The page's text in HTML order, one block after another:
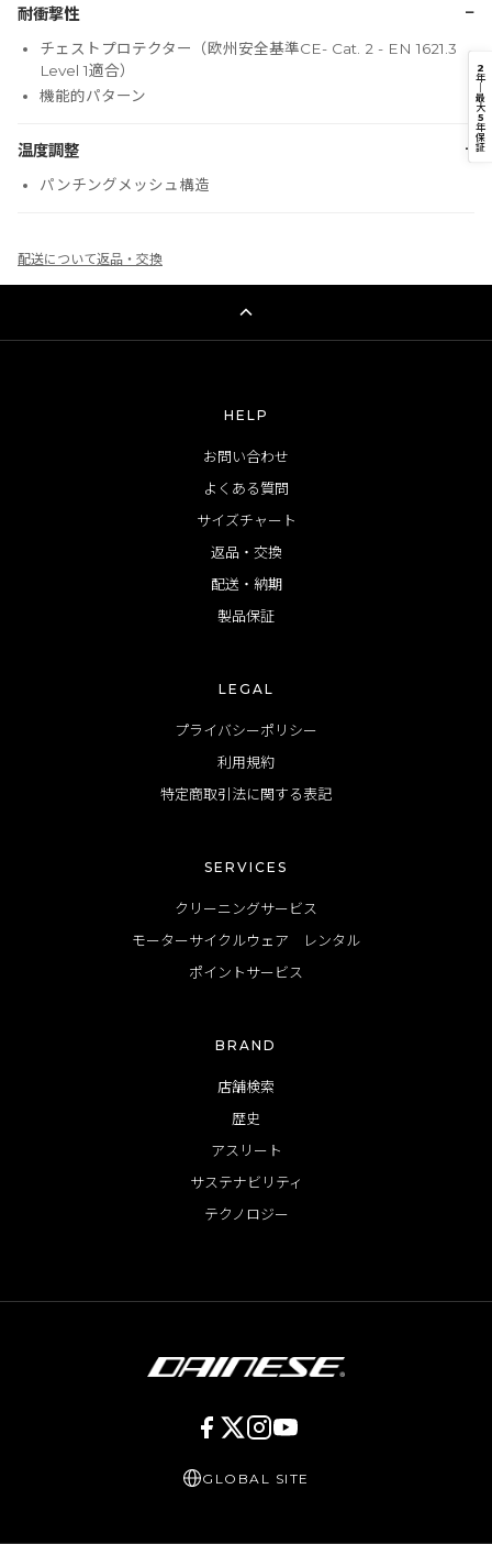
耐衝撃性 −
チェストプロテクター（欧州安全基準CE- Cat. 2 - EN 1621.3
Level 1適合）
機能的パターン
温度調整 −
パンチングメッシュ構造
配送について返品・交換
2
年
最
大
5
年
保
証
HELP
お問い合わせ
よくある質問
サイズチャート
返品・交換
配送・納期
製品保証
LEGAL
プライバシーポリシー
利用規約
特定商取引法に関する表記
SERVICES
クリーニングサービス
モーターサイクルウェア レンタル
ポイントサービス
BRAND
店舗検索
歴史
アスリート
サステナビリティ
テクノロジー
GLOBAL SITE